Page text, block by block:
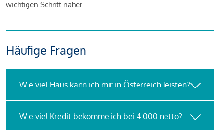
wichtigen Schritt näher.
Häufige Fragen
Wie viel Haus kann ich mir in Österreich leisten?
Wie viel Kredit bekomme ich bei 4.000 netto?